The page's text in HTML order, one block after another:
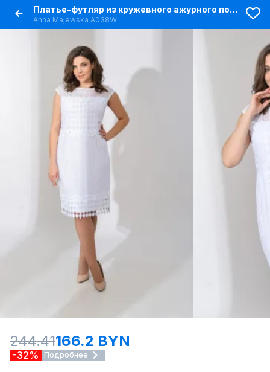
Платье-футляр из кружевного ажурного полотна с молнией
Anna Majewska А038W
244.41166.2 BYN
-32% Подробнее